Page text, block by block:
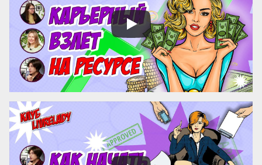
Эти вопросы особенно актуальны для
женщин-новаторов, которые
разрабатывают авторские методики, но
сталкиваются с трудностями в их
продвижении и институ...